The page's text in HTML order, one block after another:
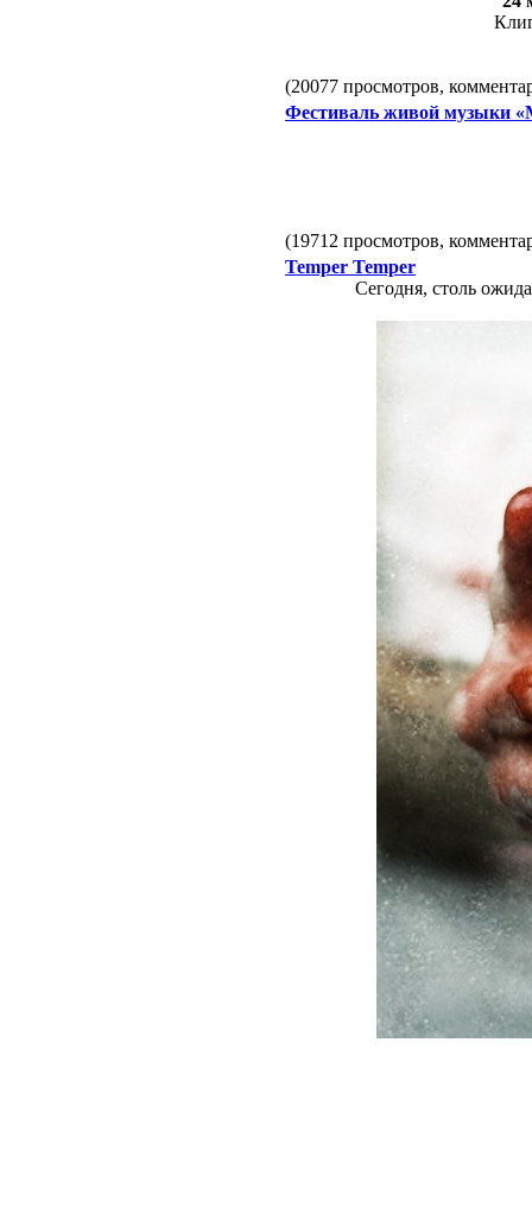
(20077 просмотров,
Фестиваль живой музыки
(19712 просмотров,
Temper Temper
Сегодня, столь